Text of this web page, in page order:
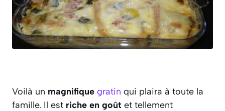
Voilà un magnifique gratin qui plaira à toute la
famille. Il est riche en goût et tellement